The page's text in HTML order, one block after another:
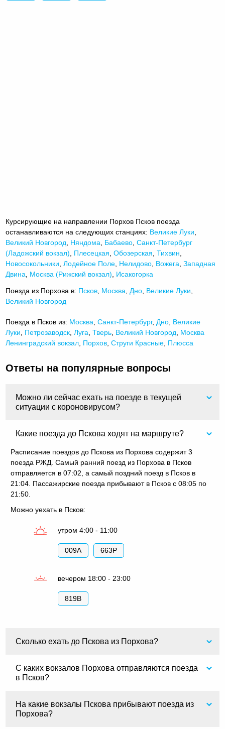
Курсирующие на направлении Порхов Псков поезда
останавливаются на следующих станциях: Великие Луки
Великий Новгород
Няндома Бабаево ,Санкт-Петербург
(Ладожский вокзал)
Плесецкая ,Обозерская ,Тихвин
Новосокольники ,Лодейное Поле Нелидово Вожега ,Западная
Двина
Москва (Рижский вокзал) Исакогорка
Поезда из Порхова в: Псков Москва Дно Великие Луки
Великий Новгород
Поезда в Псков из: Москва ,Санкт-Петербург, Дно Великие
Луки
Петрозаводск ,Луга ,Тверь Великий Новгород
Москва
Ленинградский вокзал Порхов ,Струги Красные Плюсса
Ответы на популярные вопросы
Можно ли сейчас ехать на поезде в текущей
ситуации с короновирусом?
Какие поезда до Пскова ходят на маршруте?
Расписание поездов до Пскова из Порхова содержит 3
поезда РЖД. Самый ранний поезд из Порхова в Псков
отправляется в 07:02, а самый поздний поезд в Псков в
21:04. Пассажирские поезда прибывают в Псков с 08:05 по
21:50.
Можно уехать в Псков:
утром 4:00 - 11:00
009А 663Р
вечером 18:00 - 23:00
819В
Сколько ехать до Пскова из Порхова?
С каких вокзалов Порхова отправляются поезда
в Псков?
На какие вокзалы Пскова прибывают поезда из
Порхова?